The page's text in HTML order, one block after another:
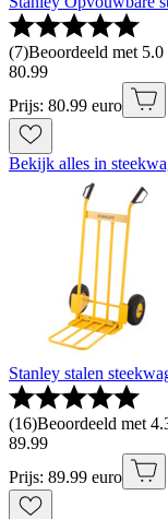
(7)Beoordeeld met
80.99
Prijs: 80.99 euro
Bekijk alles in
Stanley stalen
(16)Beoordeeld met
89.99
Prijs: 89.99 euro